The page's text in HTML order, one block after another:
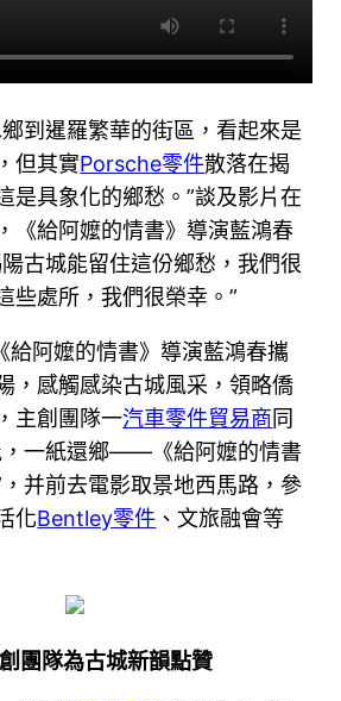
到暹羅繁華的街區，看起來是
但其實Porsche零件散落在揭
是具象化的鄉愁。”談及影片在
《給阿嬤的情書》導演藍鴻春
古城能留住這份鄉愁，我們很
些處所，我們很榮幸。”
給阿嬤的情書》導演藍鴻春攜
，感觸感染古城風采，領略僑
主創團隊一汽車零件貿易商同
，一紙還鄉——《給阿嬤的情書
并前去電影取景地西馬路，參
化Bentley零件 、文旅融會等
團隊為古城新韻點贊